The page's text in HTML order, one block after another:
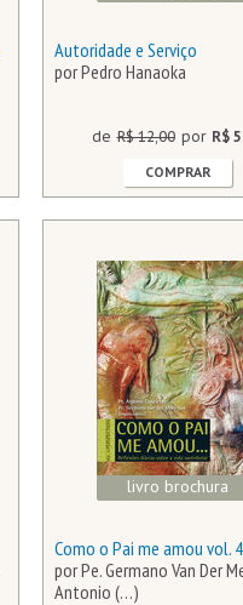
Autoridade e Serviço
por Pedro Hanaoka
de R$ 12,00 por R$
COMPRAR
livro brochura
Como o Pai me amou vol. 4
por Pe. Germano Van Der
Antonio (…)